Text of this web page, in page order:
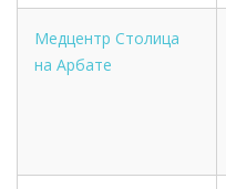
Медцентр Столица
на Арбате